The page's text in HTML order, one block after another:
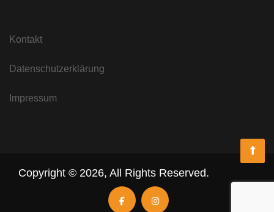
Kontakt
Datenschutzerklärung
Impressum
Copyright © 2026, All Rights Reserved.